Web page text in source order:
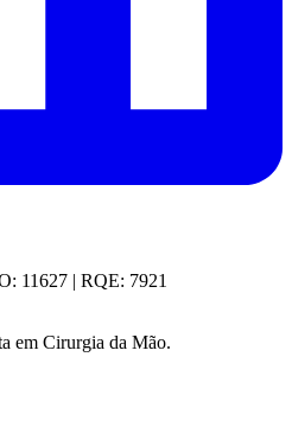
11627 | RQE: 7921
em Cirurgia da Mão.